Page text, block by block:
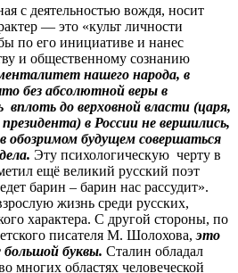
с деятельностью вождя, носит
— это «культ личности
по его инициативе и нанес
и общественному сознанию
нашего народа, в
без абсолютной веры в
до верховной власти (царя,
президента) в России не вершились,
обозримом будущем совершаться
Эту психологическую черту в
ещё великий русский поэт
барин – барин нас рассудит».
жизнь среди русских,
характера. С другой стороны, по
писателя М. Шолохова,это
буквы. Сталин обладал
многих областях человеческой